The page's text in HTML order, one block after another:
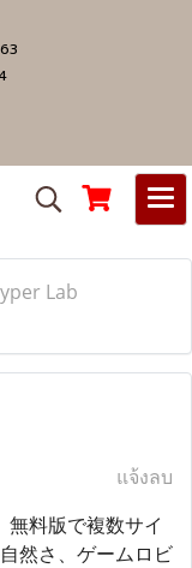
Lab
แจ้งลบ
無料版で複数サイ
然さ、ゲームロビ